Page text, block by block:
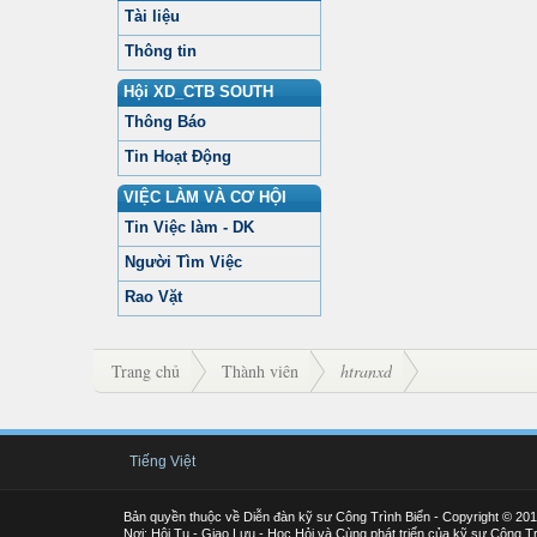
Tài liệu
Thông tin
Hội XD_CTB SOUTH
Thông Báo
Tin Hoạt Động
VIỆC LÀM VÀ CƠ HỘI
Tin Việc làm - DK
Người Tìm Việc
Rao Vặt
Trang chủ Thành viên htranxd
Tiếng Việt
Bản quyền thuộc về Diễn đàn kỹ sư Công Trình Biển - Copyright ©
Nơi: Hội Tụ - Giao Lưu - Học Hỏi và Cùng phát triển của kỹ sư Công